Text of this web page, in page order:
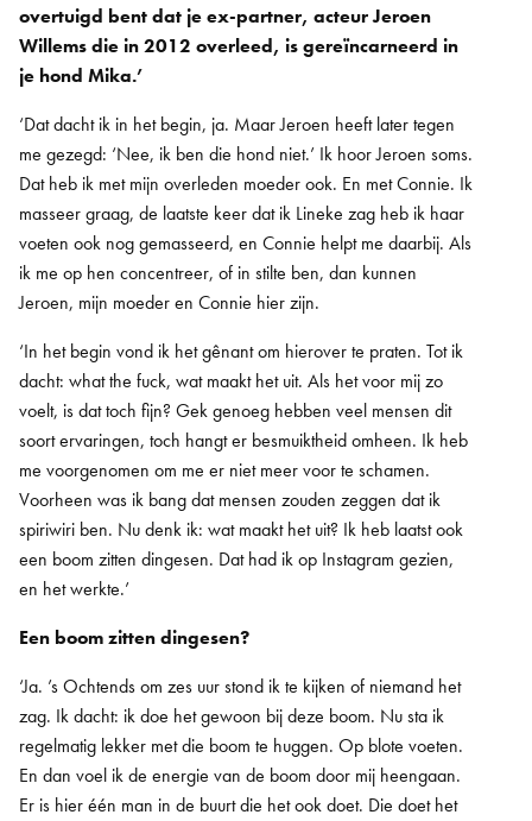
overtuigd bent dat je ex-partner, acteur Jeroen
Willems die in 2012 overleed, is gereïncarneerd in
je hond Mika.’
‘Dat dacht ik in het begin, ja. Maar Jeroen heeft later tegen
me gezegd: ‘Nee, ik ben die hond niet.’ Ik hoor Jeroen soms.
Dat heb ik met mijn overleden moeder ook. En met Connie. Ik
masseer graag, de laatste keer dat ik Lineke zag heb ik haar
voeten ook nog gemasseerd, en Connie helpt me daarbij. Als
ik me op hen concentreer, of in stilte ben, dan kunnen
Jeroen, mijn moeder en Connie hier zijn.
‘In het begin vond ik het gênant om hierover te praten. Tot ik
dacht: what the fuck, wat maakt het uit. Als het voor mij zo
voelt, is dat toch fijn? Gek genoeg hebben veel mensen dit
soort ervaringen, toch hangt er besmuiktheid omheen. Ik heb
me voorgenomen om me er niet meer voor te schamen.
Voorheen was ik bang dat mensen zouden zeggen dat ik
spiriwiri ben. Nu denk ik: wat maakt het uit? Ik heb laatst ook
een boom zitten dingesen. Dat had ik op Instagram gezien,
en het werkte.’
Een boom zitten dingesen?
‘Ja. ’s Ochtends om zes uur stond ik te kijken of niemand het
zag. Ik dacht: ik doe het gewoon bij deze boom. Nu sta ik
regelmatig lekker met die boom te huggen. Op blote voeten.
En dan voel ik de energie van de boom door mij heengaan.
Er is hier één man in de buurt die het ook doet. Die doet het